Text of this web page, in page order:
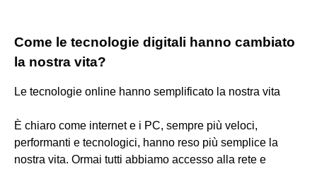
Come le tecnologie digitali hanno cambiato
la nostra vita?
Le tecnologie online hanno semplificato la nostra vita
È chiaro come internet e i PC, sempre più veloci,
performanti e tecnologici, hanno reso più semplice la
nostra vita. Ormai tutti abbiamo accesso alla rete e